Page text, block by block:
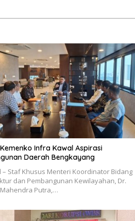
Infra Kawal Aspirasi
Daerah Bengkayang
– Staf Khusus Menteri Koordinator Bidang
dan Pembangunan Kewilayahan, Dr.
Putra,…